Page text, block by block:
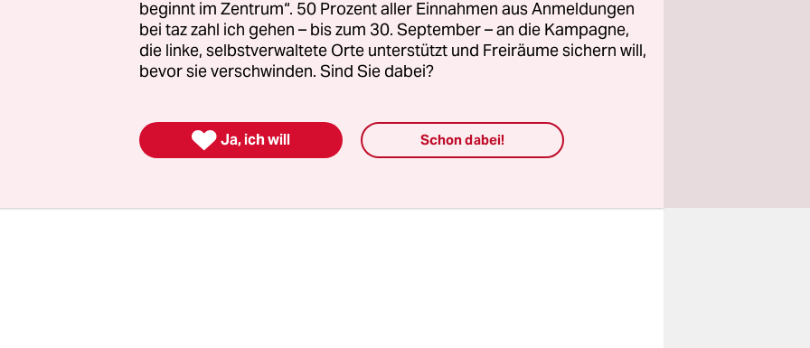
in der ARD angekündigt, dass eine Lösung gefunden sei.
handele es sich um „Menschen, die Verantwortung
haben“, sagte Stamp. Es „geht hier um Kriegsopfer, die
Berliner ApothekerJonny Neumannaufgegriffen und
Neumann hatte für einen jungen Syrer gebürgt
beginnt im Zentrum“. 50 Prozent aller Einnahmen aus Anmeldungen
bei taz zahl ich gehen – bis zum 30. September – an die Kampagne,
die linke, selbstverwaltete Orte unterstützt und Freiräume sichern will,
bevor sie verschwinden. Sind Sie dabei?
 Ja, ich will Schon dabei!